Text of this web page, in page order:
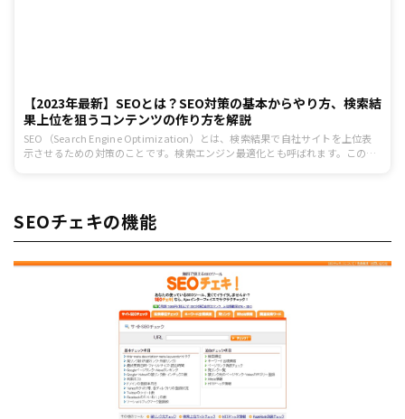
【2023年最新】SEOとは？SEO対策の基本からやり方、検索結
果上位を狙うコンテンツの作り方を解説
SEO（Search Engine Optimization）とは、検索結果で自社サイトを上位表
示させるための対策のことです。検索エンジン最適化とも呼ばれます。この記
SEOチェキの機能